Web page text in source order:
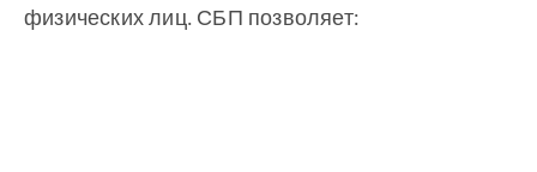
физических лиц. СБП позволяет: